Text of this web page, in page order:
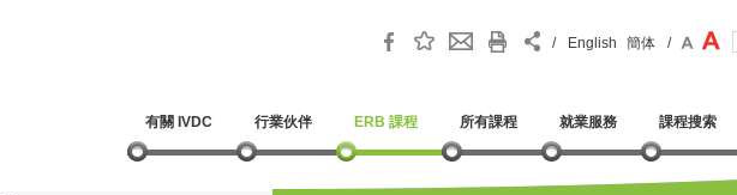
/ English 簡体 /
有關 IVDC 行業伙伴 ERB 課程 所有課程 就業服務 課程搜索